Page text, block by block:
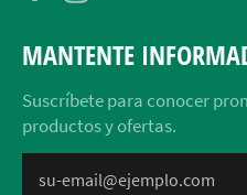
MANTENTE
Suscríbete para conocer
productos y ofertas.